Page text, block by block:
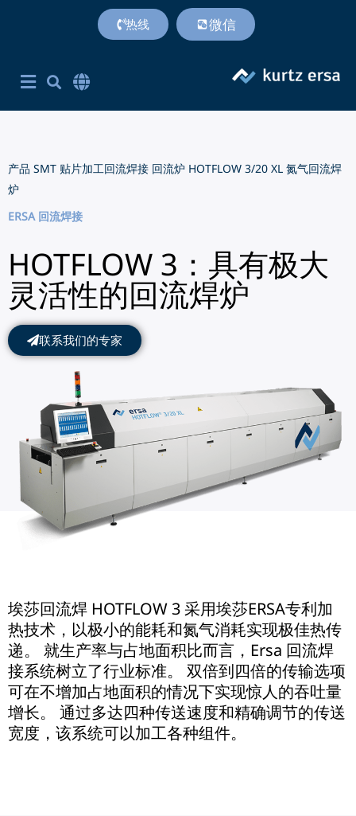
热线 微信
产品 SMT 贴片加工回流焊接 回流炉 HOTFLOW 3/20 XL 氮气回流焊
炉
ERSA 回流焊接
HOTFLOW 3：具有极大
灵活性的回流焊炉
联系我们的专家
埃莎回流焊 HOTFLOW 3 采用埃莎ERSA专利加
热技术，以极小的能耗和氮气消耗实现极佳热传
递。 就生产率与占地面积比而言，Ersa 回流焊
接系统树立了行业标准。 双倍到四倍的传输选项
可在不增加占地面积的情况下实现惊人的吞吐量
增长。 通过多达四种传送速度和精确调节的传送
宽度，该系统可以加工各种组件。